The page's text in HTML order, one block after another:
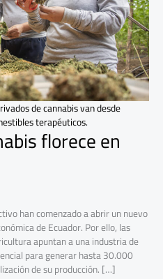
florece en
han comenzado a abrir un nuevo
de Ecuador. Por ello, las
apuntan a una industria de
para generar hasta 30.000
de su producción. […]
de cannabis van desde
terapéuticos.